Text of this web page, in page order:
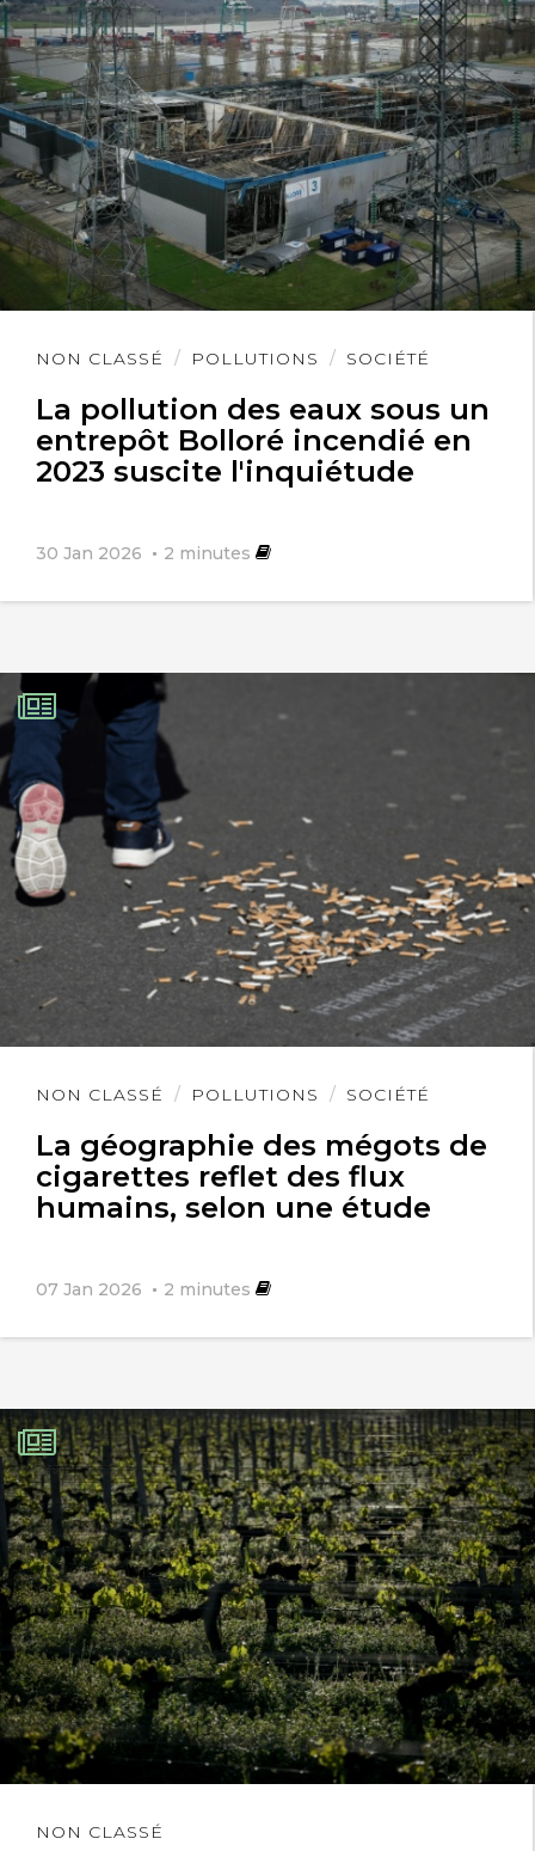
NON CLASSÉ POLLUTIONS SOCIÉTÉ
La pollution des eaux sous un
entrepôt Bolloré incendié en
2023 suscite l'inquiétude
30 Jan 2026 2 minutes
Lire
NON CLASSÉ POLLUTIONS SOCIÉTÉ
La géographie des mégots de
cigarettes reflet des flux
humains, selon une étude
07 Jan 2026 2 minutes
Lire
NON CLASSÉ
Lire